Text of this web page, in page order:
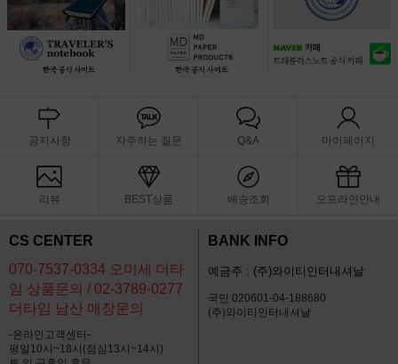
공지사항 자주하는 질문 Q&A 마이페이지
리뷰 BEST상품 배송조회 오프라인안내
CS CENTER
070-7537-0334 오미세 더타
임 상품문의 / 02-3789-0277
더타임 남산 매장문의
-온라인고객센터-
평일10시~18시(점심13시~14시)
BANK INFO
예금주 : (주)와이티인터내셔날
국민 020601-04-188680
(주)와이티인터내셔날